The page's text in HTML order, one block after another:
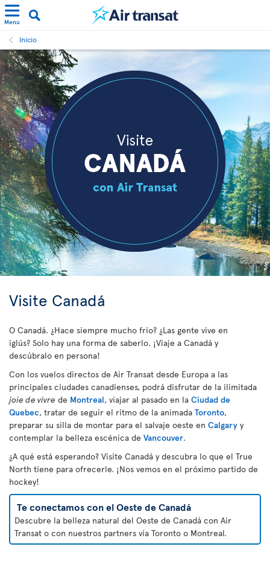
Menú
Inicio
Visite Canadá
O Canadá. ¿Hace siempre mucho frío? ¿Las gente vive en
iglús? Solo hay una forma de saberlo. ¡Viaje a Canadá y
descúbralo en persona!
Con los vuelos directos de Air Transat desde Europa a las
principales ciudades canadienses, podrá disfrutar de la ilimitada
joie de vivre de Montreal, viajar al pasado en la Ciudad de
Quebec, tratar de seguir el ritmo de la animada Toronto,
preparar su silla de montar para el salvaje oeste en Calgary y
contemplar la belleza escénica de Vancouver.
¿A qué está esperando? Visite Canadá y descubra lo que el True
North tiene para ofrecerle. ¡Nos vemos en el próximo partido de
hockey!
Te conectamos con el Oeste de Canadá
Descubre la belleza natural del Oeste de Canadá con Air
Transat o con nuestros partners vía Toronto o Montreal.